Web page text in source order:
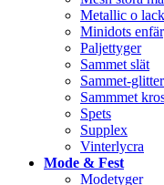
Metallic o lack
Minidots
Paljettyger
Sammet slät
Sammet-glitter
Sammmet
Spets
Supplex
Vinterlycra
Mode & Fest
Modetyger